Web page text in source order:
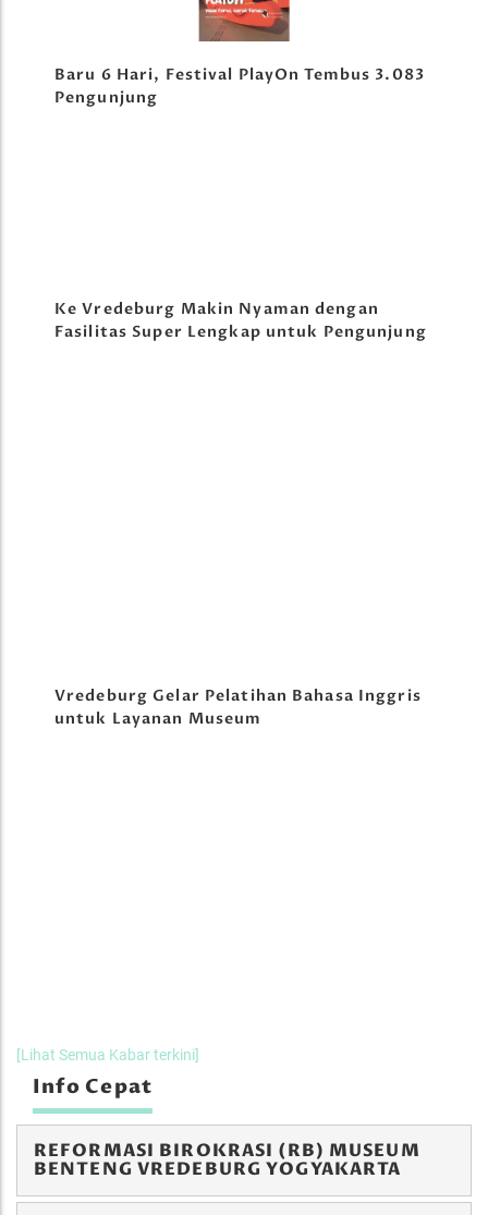
Baru 6 Hari, Festival PlayOn Tembus 3.083
Pengunjung
Ke Vredeburg Makin Nyaman dengan
Fasilitas Super Lengkap untuk Pengunjung
Vredeburg Gelar Pelatihan Bahasa Inggris
untuk Layanan Museum
[Lihat Semua Kabar terkini]
Info Cepat
REFORMASI BIROKRASI (RB) MUSEUM
BENTENG VREDEBURG YOGYAKARTA